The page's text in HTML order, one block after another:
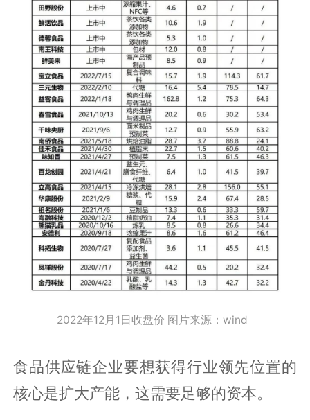
2022年12月1日收盘价 图片来源：wind
食品供应链企业要想获得行业领先位置的
核心是扩大产能，这需要足够的资本。